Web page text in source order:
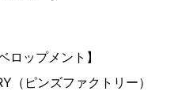
ロップメント】
（ピンズファクトリー）